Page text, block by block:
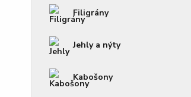
Filigrány
Jehly a nýty
Kabošony